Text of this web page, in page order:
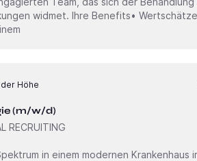
Wertschätzende
Höhe
(m/w/d)
RECRUITING
in einem modernen Krankenhaus